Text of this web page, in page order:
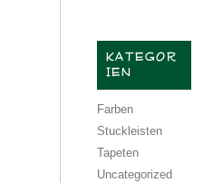
KATEGOR
IEN
Farben
Stuckleisten
Tapeten
Uncategorized